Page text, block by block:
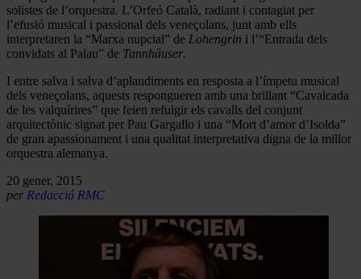
solistes de l’orquestra. L’Orfeó Català, radiant i contagiat per
l’efusió musical i passional dels veneçolans, junt amb ells
interpretaren la “Marxa nupcial” de Lohengrin i l’“Entrada dels
convidats al Palau” de Tannhäuser.
I entre salva i salva d’aplaudiments en resposta a l’ímpetu musical
dels veneçolans, aquests respongueren amb una brillant “Cavalcada
de les valquírires” que feien refulgir els cavalls del conjunt
arquitectònic signat per Pau Gargallo i una “Mort d’amor d’Isolda”
de gran apassionament i una qualitat interpretativa digna de la millor
orquestra alemanya.
20 gener, 2015
per Redacció RMC